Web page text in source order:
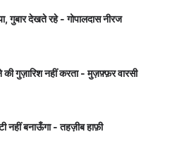
गुबार देखते रहे - गोपालदास नीरज
गुज़ारिश नहीं करता - मुज़फ़्फ़र वारसी
नहीं बनाऊँगा - तहज़ीब हाफ़ी